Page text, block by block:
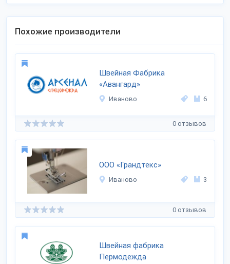
Похожие производители
Швейная Фабрика
«Авангард»
Иваново 6
0 отзывов
ООО «Грандтекс»
Иваново 3
0 отзывов
Швейная фабрика
Пермодежда